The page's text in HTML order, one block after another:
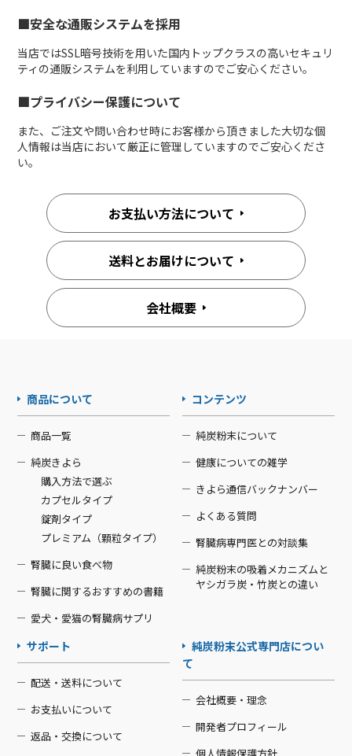
■安全な通販システムを採用
当店ではSSL暗号技術を用いた国内トップクラスの高いセキュリ
ティの通販システムを利用していますのでご安心ください。
■プライバシー保護について
また、ご注文や問い合わせ時にお客様から頂きました大切な個
人情報は当店において厳正に管理していますのでご安心くださ
い。
お支払い方法について
送料とお届けについて
会社概要
商品について
商品一覧
純炭きよら
購入方法で選ぶ
カプセルタイプ
錠剤タイプ
プレミアム（顆粒タイプ）
腎臓に良い食べ物
腎臓に関するおすすめの書籍
愛犬・愛猫の腎臓病サプリ
コンテンツ
純炭粉末について
健康についての雑学
きよら通信バックナンバー
よくある質問
腎臓病専門医との対談集
純炭粉末の吸着メカニズムと
ヤシガラ炭・竹炭との違い
サポート
配送・送料について
お支払いについて
返品・交換について
純炭粉末公式専門店につい
て
会社概要・理念
開発者プロフィール